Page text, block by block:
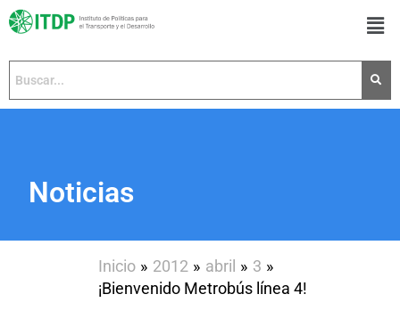
Noticias
Inicio 2012 abril
3
¡Bienvenido Metrobús línea 4!